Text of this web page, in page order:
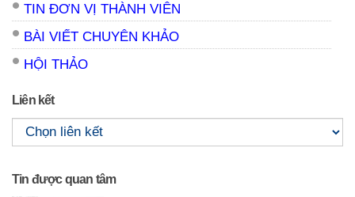
TIN ĐƠN VỊ THÀNH VIÊN
BÀI VIẾT CHUYÊN KHẢO
HỘI THẢO
Liên kết
Tin được quan tâm